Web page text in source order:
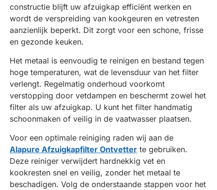
constructie blijft uw afzuigkap efficiënt werken en
wordt de verspreiding van kookgeuren en vetresten
aanzienlijk beperkt. Dit zorgt voor een schone, frisse
en gezonde keuken.
Het metaal is eenvoudig te reinigen en bestand tegen
hoge temperaturen, wat de levensduur van het filter
verlengt. Regelmatig onderhoud voorkomt
verstopping door vetdampen en beschermt zowel het
filter als uw afzuigkap. U kunt het filter handmatig
schoonmaken of veilig in de vaatwasser plaatsen.
Voor een optimale reiniging raden wij aan de
Alapure Afzuigkapfilter Ontvetter te gebruiken.
Deze reiniger verwijdert hardnekkig vet en
kookresten snel en veilig, zonder het metaal te
beschadigen. Volg de onderstaande stappen voor het